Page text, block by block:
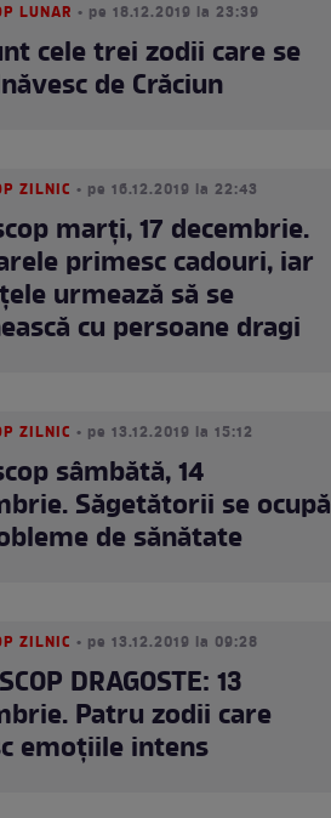
LUNAR • pe 18.12.2019 la 23:39
cele trei zodii care se
de Crăciun
ZILNIC • pe 16.12.2019 la 22:43
marţi, 17 decembrie.
primesc cadouri, iar
urmează să se
cu persoane dragi
ZILNIC • pe 13.12.2019 la 15:12
sâmbătă, 14
Săgetătorii se ocupă
de sănătate
ZILNIC • pe 13.12.2019 la 09:28
DRAGOSTE: 13
Patru zodii care
emoțiile intens